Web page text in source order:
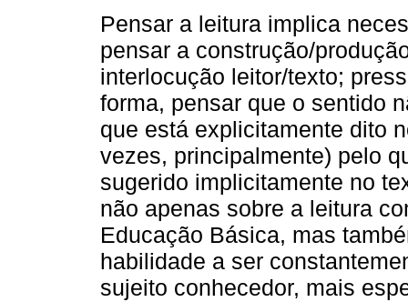
Pensar a leitura implica
pensar a construção/
interlocução leitor/texto;
forma, pensar que o sentido
que está explicitamente dito
vezes, principalmente) pelo
sugerido implicitamente no
não apenas sobre a leitura
Educação Básica, mas
habilidade a ser
sujeito conhecedor, mais